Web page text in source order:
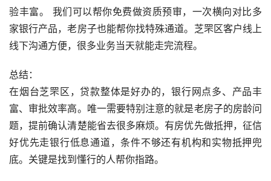
验丰富。 我们可以帮你免费做资质预审，一次横向对比多
家银行产品，老房子也能帮你找特殊通道。芝罘区客户线上
线下沟通方便，很多业务当天就能走完流程。
总结：
在烟台芝罘区，贷款整体是好办的，银行网点多、产品丰
富、审批效率高。唯一需要特别注意的就是老房子的房龄问
题，提前确认清楚能省去很多麻烦。有房优先做抵押，征信
好优先走银行低息通道，条件不够还有机构和实物抵押兜
底。关键是找到懂行的人帮你指路。